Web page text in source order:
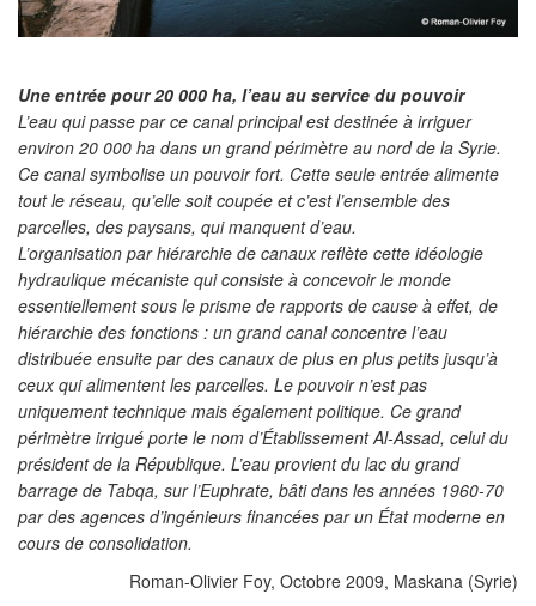
Une entrée pour 20 000 ha, l’eau au service du pouvoir
L’eau qui passe par ce canal principal est destinée à irriguer
environ 20 000 ha dans un grand périmètre au nord de la Syrie.
Ce canal symbolise un pouvoir fort. Cette seule entrée alimente
tout le réseau, qu’elle soit coupée et c’est l’ensemble des
parcelles, des paysans, qui manquent d’eau.
L’organisation par hiérarchie de canaux reflète cette idéologie
hydraulique mécaniste qui consiste à concevoir le monde
essentiellement sous le prisme de rapports de cause à effet, de
hiérarchie des fonctions : un grand canal concentre l’eau
distribuée ensuite par des canaux de plus en plus petits jusqu’à
ceux qui alimentent les parcelles. Le pouvoir n’est pas
uniquement technique mais également politique. Ce grand
périmètre irrigué porte le nom d’Établissement Al-Assad, celui du
président de la République. L’eau provient du lac du grand
barrage de Tabqa, sur l’Euphrate, bâti dans les années 1960-70
par des agences d’ingénieurs financées par un État moderne en
cours de consolidation.
Roman-Olivier Foy, Octobre 2009, Maskana (Syrie)